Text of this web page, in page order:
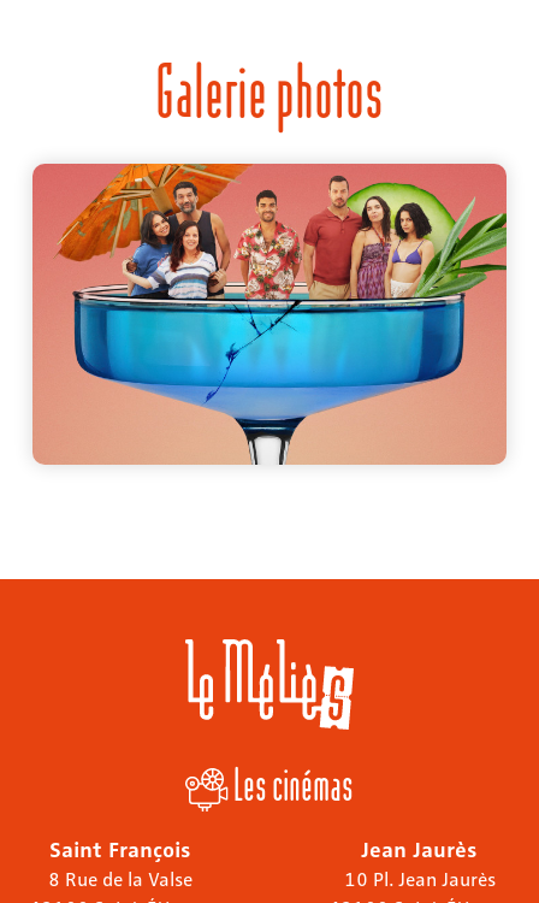
Galerie photos
Les cinémas
Saint François
8 Rue de la Valse
Jean Jaurès
10 Pl. Jean Jaurès